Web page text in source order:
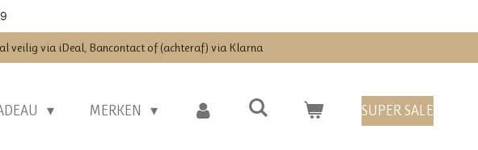
veilig via iDeal, Bancontact of (achteraf) via Klarna
MERKEN SUPER SALE